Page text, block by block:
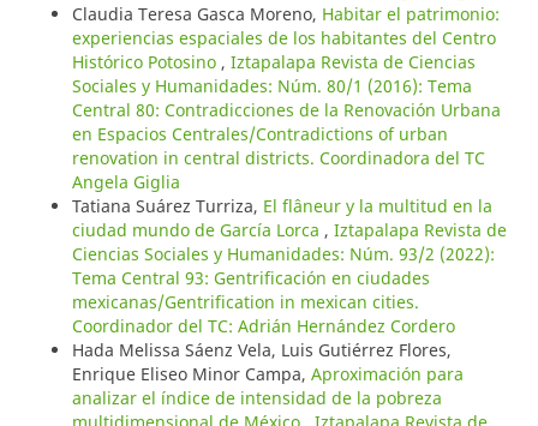
Claudia Teresa Gasca Moreno, Habitar el patrimonio:
experiencias espaciales de los habitantes del Centro
Histórico Potosino , Iztapalapa Revista de Ciencias
Sociales y Humanidades: Núm. 80/1 (2016): Tema
Central 80: Contradicciones de la Renovación Urbana
en Espacios Centrales/Contradictions of urban
renovation in central districts. Coordinadora del TC
Angela Giglia
Tatiana Suárez Turriza, El flâneur y la multitud en la
ciudad mundo de García Lorca , Iztapalapa Revista de
Ciencias Sociales y Humanidades: Núm. 93/2 (2022):
Tema Central 93: Gentrificación en ciudades
mexicanas/Gentrification in mexican cities.
Coordinador del TC: Adrián Hernández Cordero
Hada Melissa Sáenz Vela, Luis Gutiérrez Flores,
Enrique Eliseo Minor Campa, Aproximación para
analizar el índice de intensidad de la pobreza
multidimensional de México , Iztapalapa Revista de